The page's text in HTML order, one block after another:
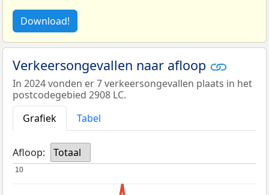
Download!
Verkeersongevallen naar afloop
In 2024 vonden er 7 verkeersongevallen plaats in het
postcodegebied 2908 LC.
Grafiek
Tabel
Afloop: Totaal
10
10